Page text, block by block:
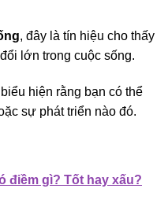
, đây là tín hiệu cho thấy
lớn trong cuộc sống.
hiện rằng bạn có thể
sự phát triển nào đó.
điềm gì? Tốt hay xấu?